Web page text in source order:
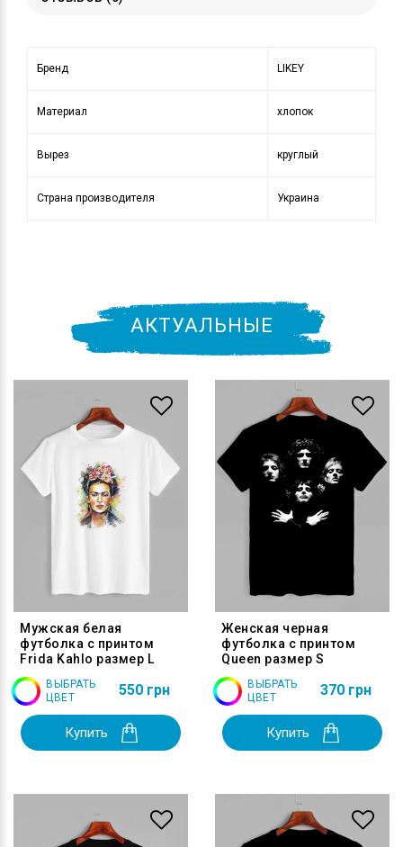
Бренд LIKEY
Материал хлопок
Вырез круглый
Страна производителя Украина
АКТУАЛЬНЫЕ
Мужская белая
футболка с принтом
Frida Kahlo размер L
ВЫБРАТЬ
ЦВЕТ
550 грн
Купить
Женская черная
футболка с принтом
Queen размер S
ВЫБРАТЬ
ЦВЕТ
370 грн
Купить